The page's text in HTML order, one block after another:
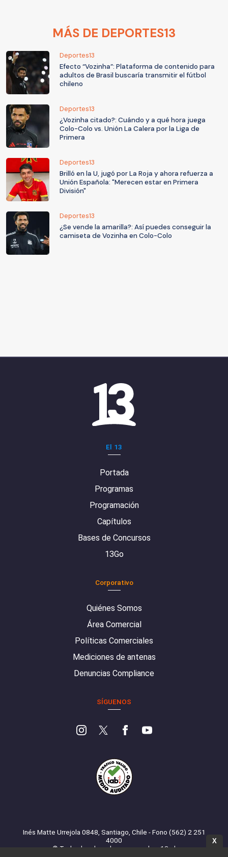
MÁS DE DEPORTES13
Deportes13
Efecto “Vozinha”: Plataforma de contenido para
adultos de Brasil buscaría transmitir el fútbol
chileno
Deportes13
¿Vozinha citado?: Cuándo y a qué hora juega
Colo-Colo vs. Unión La Calera por la Liga de
Primera
Deportes13
Brilló en la U, jugó por La Roja y ahora refuerza a
Unión Española: "Merecen estar en Primera
División"
Deportes13
¿Se vende la amarilla?: Así puedes conseguir la
camiseta de Vozinha en Colo-Colo
El 13
Portada
Programas
Programación
Capítulos
Bases de Concursos
13Go
Corporativo
Quiénes Somos
Área Comercial
Políticas Comerciales
Mediciones de antenas
Denuncias Compliance
SÍGUENOS
Inés Matte Urrejola 0848, Santiago, Chile - Fono (562) 2 251
4000
© Todos los derechos reservados. 13.cl
X